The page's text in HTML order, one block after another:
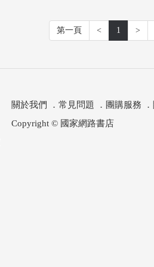
第一頁 < 1 >
關於我們 ． 常見問題 ． 團購服務 ．
Copyright © 國家網路書店